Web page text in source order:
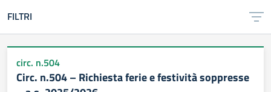
FILTRI
circ. n.504
Circ. n.504 – Richiesta ferie e festività soppresse